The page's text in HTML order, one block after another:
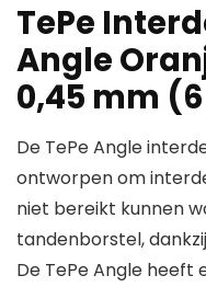
TePe
Angle
0,45 mm
De TePe Angle
ontworpen om
niet bereikt kunnen
tandenborstel,
De TePe Angle heeft